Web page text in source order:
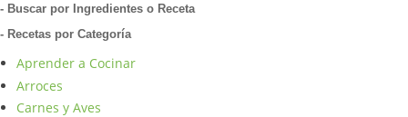
- Buscar por Ingredientes o Receta
- Recetas por Categoría
Aprender a Cocinar
Arroces
Carnes y Aves